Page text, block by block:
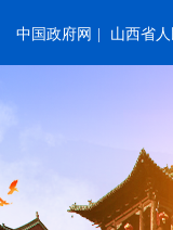
中国政府网 山西省